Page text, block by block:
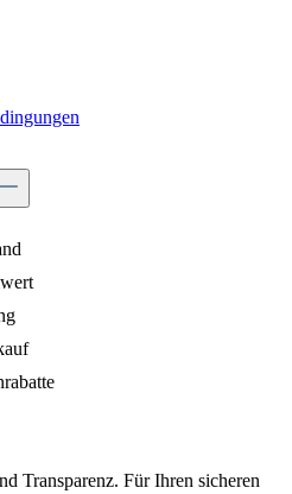
Transparenz. Für Ihren sicheren